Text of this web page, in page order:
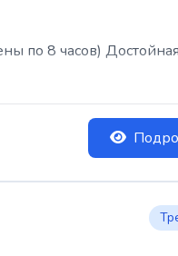
по 8 часов)